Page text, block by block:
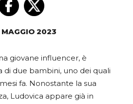
MAGGIO 2023
giovane influencer, è
di due bambini, uno dei quali
fa. Nonostante la sua
Ludovica appare già in